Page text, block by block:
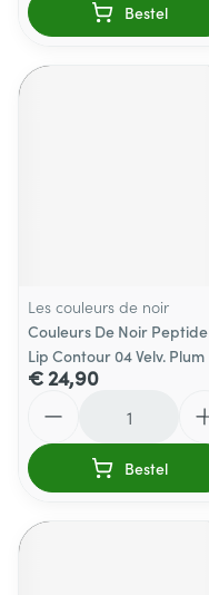
Bestel
Les couleurs de noir
Couleurs De Noir Peptide
Lip Contour 04 Velv. Plum
€ 24,90
Bestel